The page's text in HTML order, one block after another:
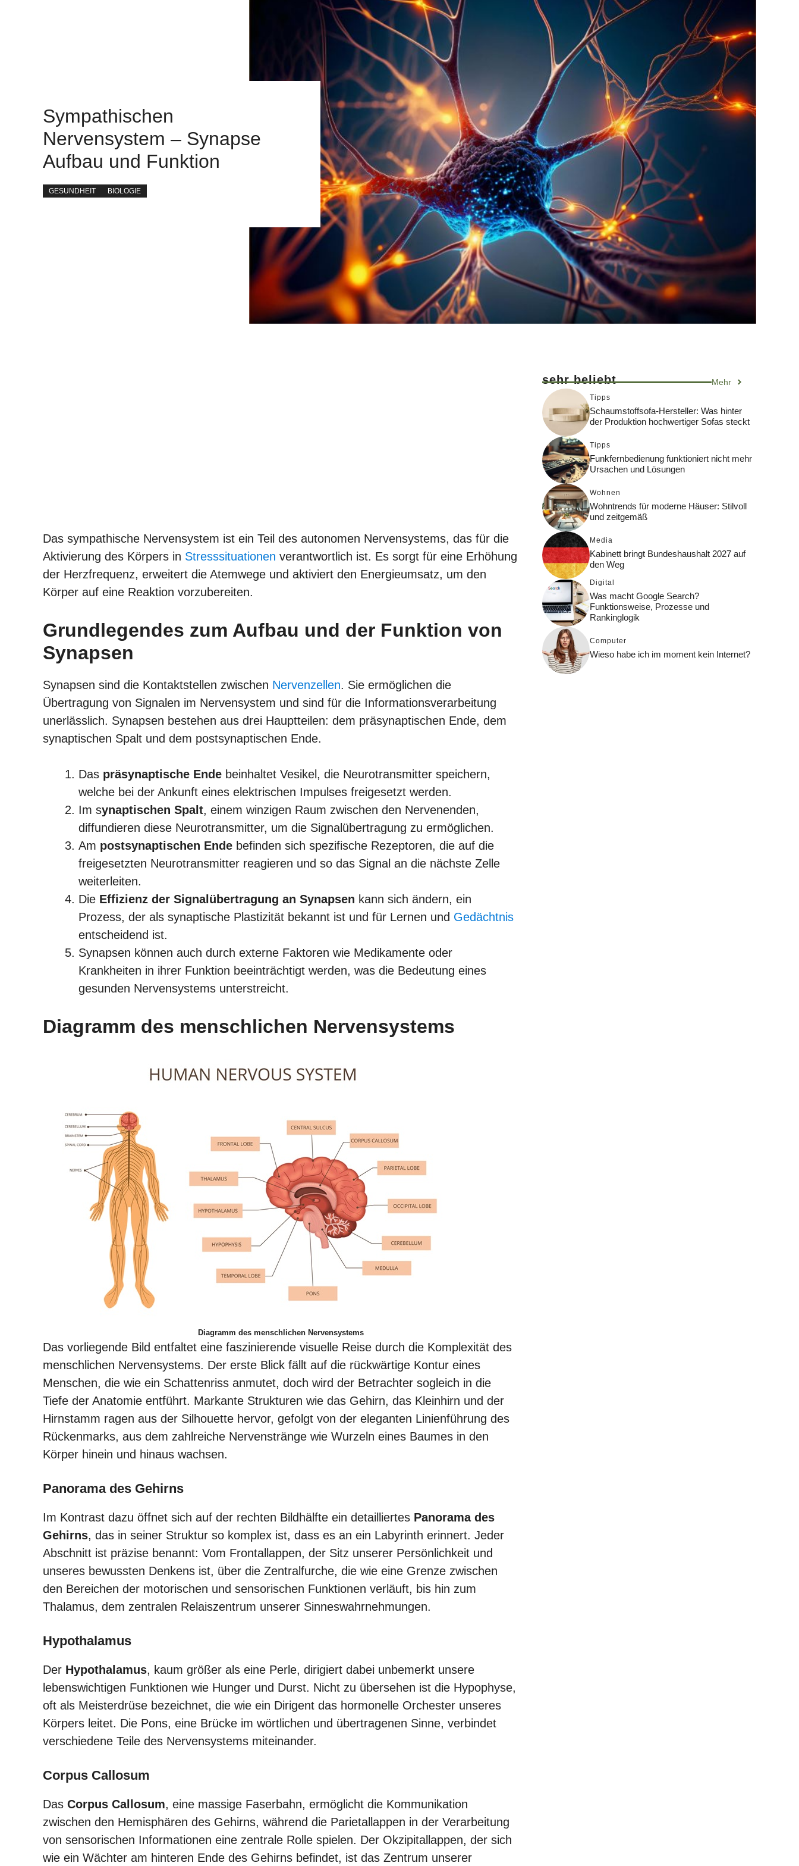
Sympathischen
Nervensystem – Synapse
Aufbau und Funktion
GESUNDHEIT BIOLOGIE
Das sympathische Nervensystem ist ein Teil des autonomen Nervensystems, das für die
Aktivierung des Körpers in Stresssituationen verantwortlich ist. Es sorgt für eine Erhöhung
der Herzfrequenz, erweitert die Atemwege und aktiviert den Energieumsatz, um den
Körper auf eine Reaktion vorzubereiten.
Grundlegendes zum Aufbau und der Funktion von
Synapsen
Synapsen sind die Kontaktstellen zwischen Nervenzellen. Sie ermöglichen die
Übertragung von Signalen im Nervensystem und sind für die Informationsverarbeitung
unerlässlich. Synapsen bestehen aus drei Hauptteilen: dem präsynaptischen Ende, dem
synaptischen Spalt und dem postsynaptischen Ende.
Das präsynaptische Ende beinhaltet Vesikel, die Neurotransmitter speichern,
welche bei der Ankunft eines elektrischen Impulses freigesetzt werden.
Im synaptischen Spalt, einem winzigen Raum zwischen den Nervenenden,
diffundieren diese Neurotransmitter, um die Signalübertragung zu ermöglichen.
Am postsynaptischen Ende befinden sich spezifische Rezeptoren, die auf die
freigesetzten Neurotransmitter reagieren und so das Signal an die nächste Zelle
weiterleiten.
Die Effizienz der Signalübertragung an Synapsen kann sich ändern, ein
Prozess, der als synaptische Plastizität bekannt ist und für Lernen und Gedächtnis
entscheidend ist.
Synapsen können auch durch externe Faktoren wie Medikamente oder
Krankheiten in ihrer Funktion beeinträchtigt werden, was die Bedeutung eines
gesunden Nervensystems unterstreicht.
Diagramm des menschlichen Nervensystems
Diagramm des menschlichen Nervensystems
Das vorliegende Bild entfaltet eine faszinierende visuelle Reise durch die Komplexität des
menschlichen Nervensystems. Der erste Blick fällt auf die rückwärtige Kontur eines
Menschen, die wie ein Schattenriss anmutet, doch wird der Betrachter sogleich in die
Tiefe der Anatomie entführt. Markante Strukturen wie das Gehirn, das Kleinhirn und der
Hirnstamm ragen aus der Silhouette hervor, gefolgt von der eleganten Linienführung des
Rückenmarks, aus dem zahlreiche Nervenstränge wie Wurzeln eines Baumes in den
Körper hinein und hinaus wachsen.
Panorama des Gehirns
Im Kontrast dazu öffnet sich auf der rechten Bildhälfte ein detailliertes Panorama des
Gehirns, das in seiner Struktur so komplex ist, dass es an ein Labyrinth erinnert. Jeder
Abschnitt ist präzise benannt: Vom Frontallappen, der Sitz unserer Persönlichkeit und
unseres bewussten Denkens ist, über die Zentralfurche, die wie eine Grenze zwischen
den Bereichen der motorischen und sensorischen Funktionen verläuft, bis hin zum
Thalamus, dem zentralen Relaiszentrum unserer Sinneswahrnehmungen.
Hypothalamus
Der Hypothalamus, kaum größer als eine Perle, dirigiert dabei unbemerkt unsere
lebenswichtigen Funktionen wie Hunger und Durst. Nicht zu übersehen ist die Hypophyse,
oft als Meisterdrüse bezeichnet, die wie ein Dirigent das hormonelle Orchester unseres
Körpers leitet. Die Pons, eine Brücke im wörtlichen und übertragenen Sinne, verbindet
verschiedene Teile des Nervensystems miteinander.
Corpus Callosum
Das Corpus Callosum, eine massige Faserbahn, ermöglicht die Kommunikation
zwischen den Hemisphären des Gehirns, während die Parietallappen in der Verarbeitung
von sensorischen Informationen eine zentrale Rolle spielen. Der Okzipitallappen, der sich
wie ein Wächter am hinteren Ende des Gehirns befindet, ist das Zentrum unserer
sehr beliebt Mehr
Tipps
Schaumstoffsofa-Hersteller: Was hinter
der Produktion hochwertiger Sofas steckt
Tipps
Funkfernbedienung funktioniert nicht mehr
Ursachen und Lösungen
Wohnen
Wohntrends für moderne Häuser: Stilvoll
und zeitgemäß
Media
Kabinett bringt Bundeshaushalt 2027 auf
den Weg
Digital
Was macht Google Search?
Funktionsweise, Prozesse und
Rankinglogik
Computer
Wieso habe ich im moment kein Internet?